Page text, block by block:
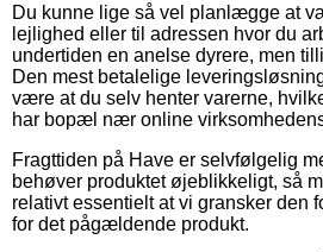
Du kunne lige så vel planlægge at
lejlighed eller til adressen hvor du
undertiden en anelse dyrere, men
Den mest betalelige
være at du selv henter varerne,
har bopæl nær online
Fragttiden på Have er selvfølgelig
behøver produktet øjeblikkeligt, så
relativt essentielt at vi gransker den
for det pågældende produkt.